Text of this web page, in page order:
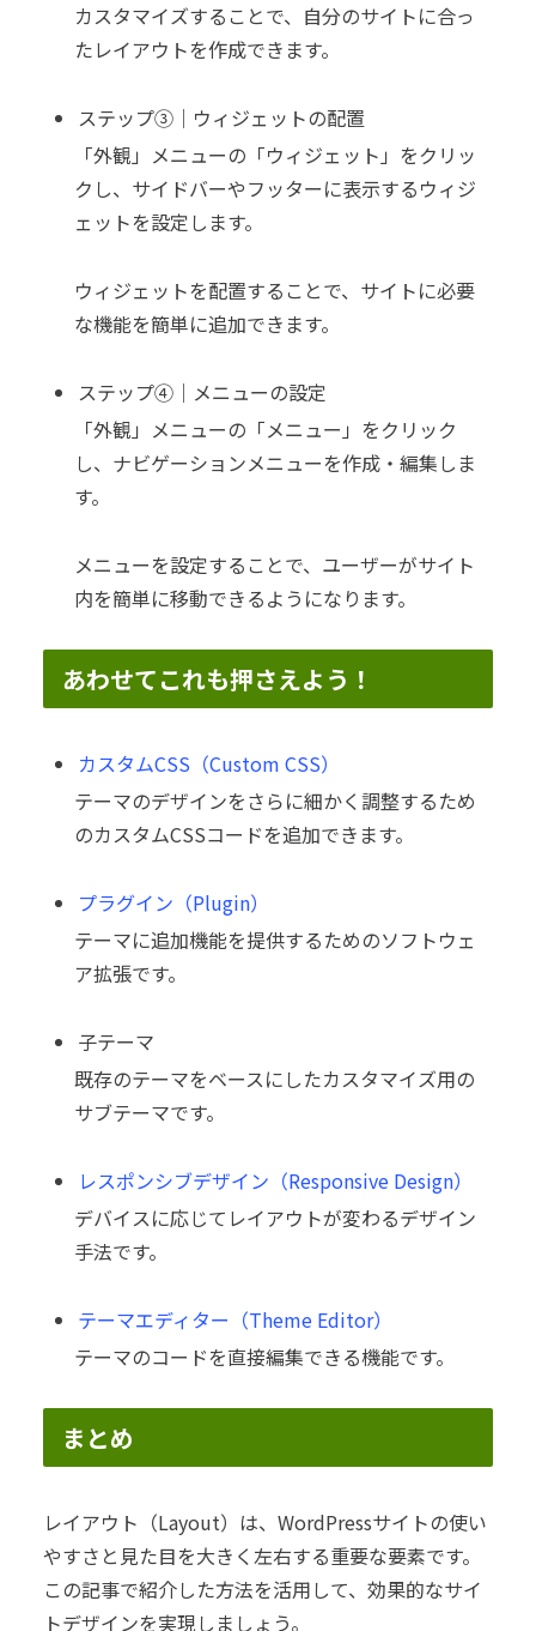
カスタマイズすることで、自分のサイトに合っ
たレイアウトを作成できます。
ステップ③｜ウィジェットの配置
「外観」メニューの「ウィジェット」をクリッ
クし、サイドバーやフッターに表示するウィジ
ェットを設定します。
ウィジェットを配置することで、サイトに必要
な機能を簡単に追加できます。
ステップ④｜メニューの設定
「外観」メニューの「メニュー」をクリック
し、ナビゲーションメニューを作成・編集しま
す。
メニューを設定することで、ユーザーがサイト
内を簡単に移動できるようになります。
あわせてこれも押さえよう！
カスタムCSS（Custom CSS）
テーマのデザインをさらに細かく調整するため
のカスタムCSSコードを追加できます。
プラグイン（Plugin）
テーマに追加機能を提供するためのソフトウェ
ア拡張です。
子テーマ
既存のテーマをベースにしたカスタマイズ用の
サブテーマです。
レスポンシブデザイン（Responsive Design）
デバイスに応じてレイアウトが変わるデザイン
手法です。
テーマエディター（Theme Editor）
テーマのコードを直接編集できる機能です。
まとめ
レイアウト（Layout）は、WordPressサイトの使い
やすさと見た目を大きく左右する重要な要素です。
この記事で紹介した方法を活用して、効果的なサイ
トデザインを実現しましょう。